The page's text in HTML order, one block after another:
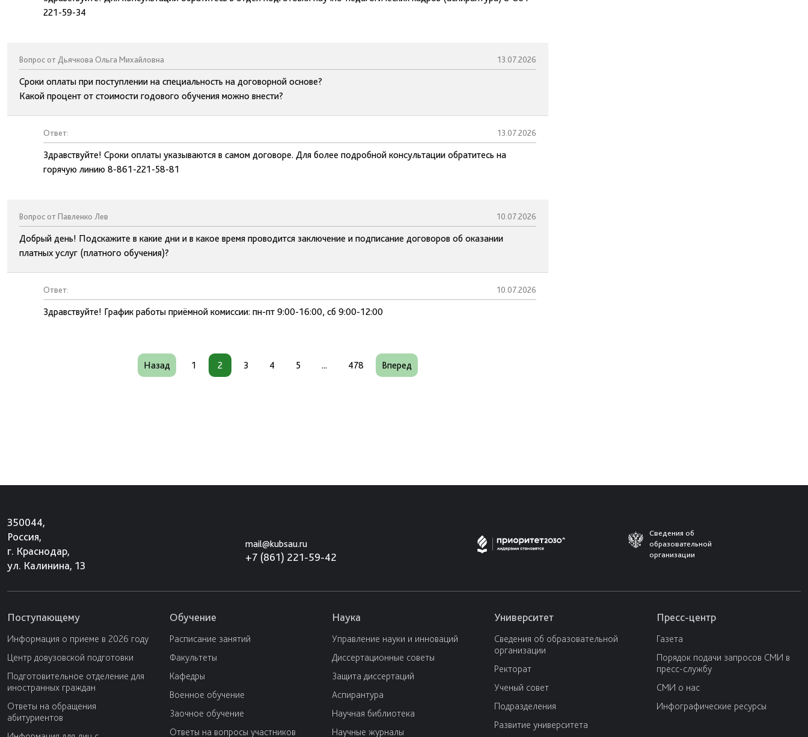
221-59-34
Вопрос от Дьячкова Ольга Михайловна 13.07.2026
Сроки оплаты при поступлении на специальность на договорной основе?
Какой процент от стоимости годового обучения можно внести?
Ответ: 13.07.2026
Здравствуйте! Сроки оплаты указываются в самом договоре. Для более подробной консультации обратитесь на
горячую линию 8-861-221-58-81
Вопрос от Павленко Лев 10.07.2026
Добрый день! Подскажите в какие дни и в какое время проводится заключение и подписание договоров об оказании
платных услуг (платного обучения)?
Ответ: 10.07.2026
Здравствуйте! График работы приёмной комиссии: пн-пт 9:00-16:00, сб 9:00-12:00
Назад 1 2 3 4 5 ... 478 Вперед
350044,
Россия,
г. Краснодар,
ул. Калинина, 13
mail@kubsau.ru
+7 (861) 221-59-42
Сведения об
образовательной
организации
Поступающему
Информация о приеме в 2026 году
Центр довузовской подготовки
Подготовительное отделение для
иностранных граждан
Ответы на обращения
абитуриентов
Обучение
Расписание занятий
Факультеты
Кафедры
Военное обучение
Заочное обучение
Ответы на вопросы участников
Наука
Управление науки и инноваций
Диссертационные советы
Защита диссертаций
Аспирантура
Научная библиотека
Научные журналы
Университет
Сведения об образовательной
организации
Ректорат
Ученый совет
Подразделения
Развитие университета
Пресс-центр
Газета
Порядок подачи запросов СМИ в
пресс-службу
СМИ о нас
Инфографические ресурсы